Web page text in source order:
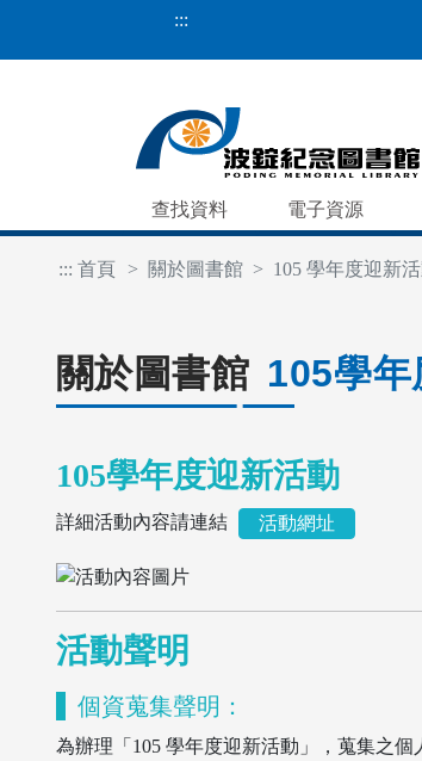
:::
查找資料 電子資源
::: 首頁 關於圖書館 105 學年度迎新
關於圖書館 105學
105學年度迎新活動
詳細活動內容請連結 活動網址
活動聲明
個資蒐集聲明：
為辦理「105 學年度迎新活動」，蒐集之